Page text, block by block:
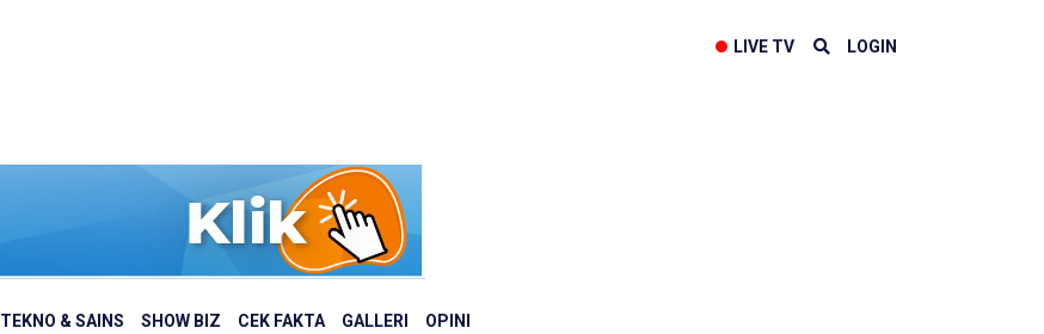
LIVE TV LOGIN
TEKNO & SAINS SHOW BIZ CEK FAKTA GALLERI OPINI